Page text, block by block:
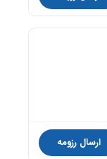
ارسال رزومه